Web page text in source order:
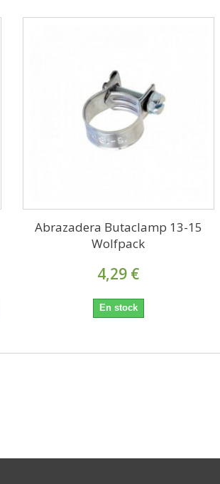
Abrazadera Butaclamp 13-15
Wolfpack
4,29 €
En stock